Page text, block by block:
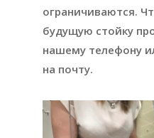
ограничиваются.
будущую стойку
нашему телефону
на почту.